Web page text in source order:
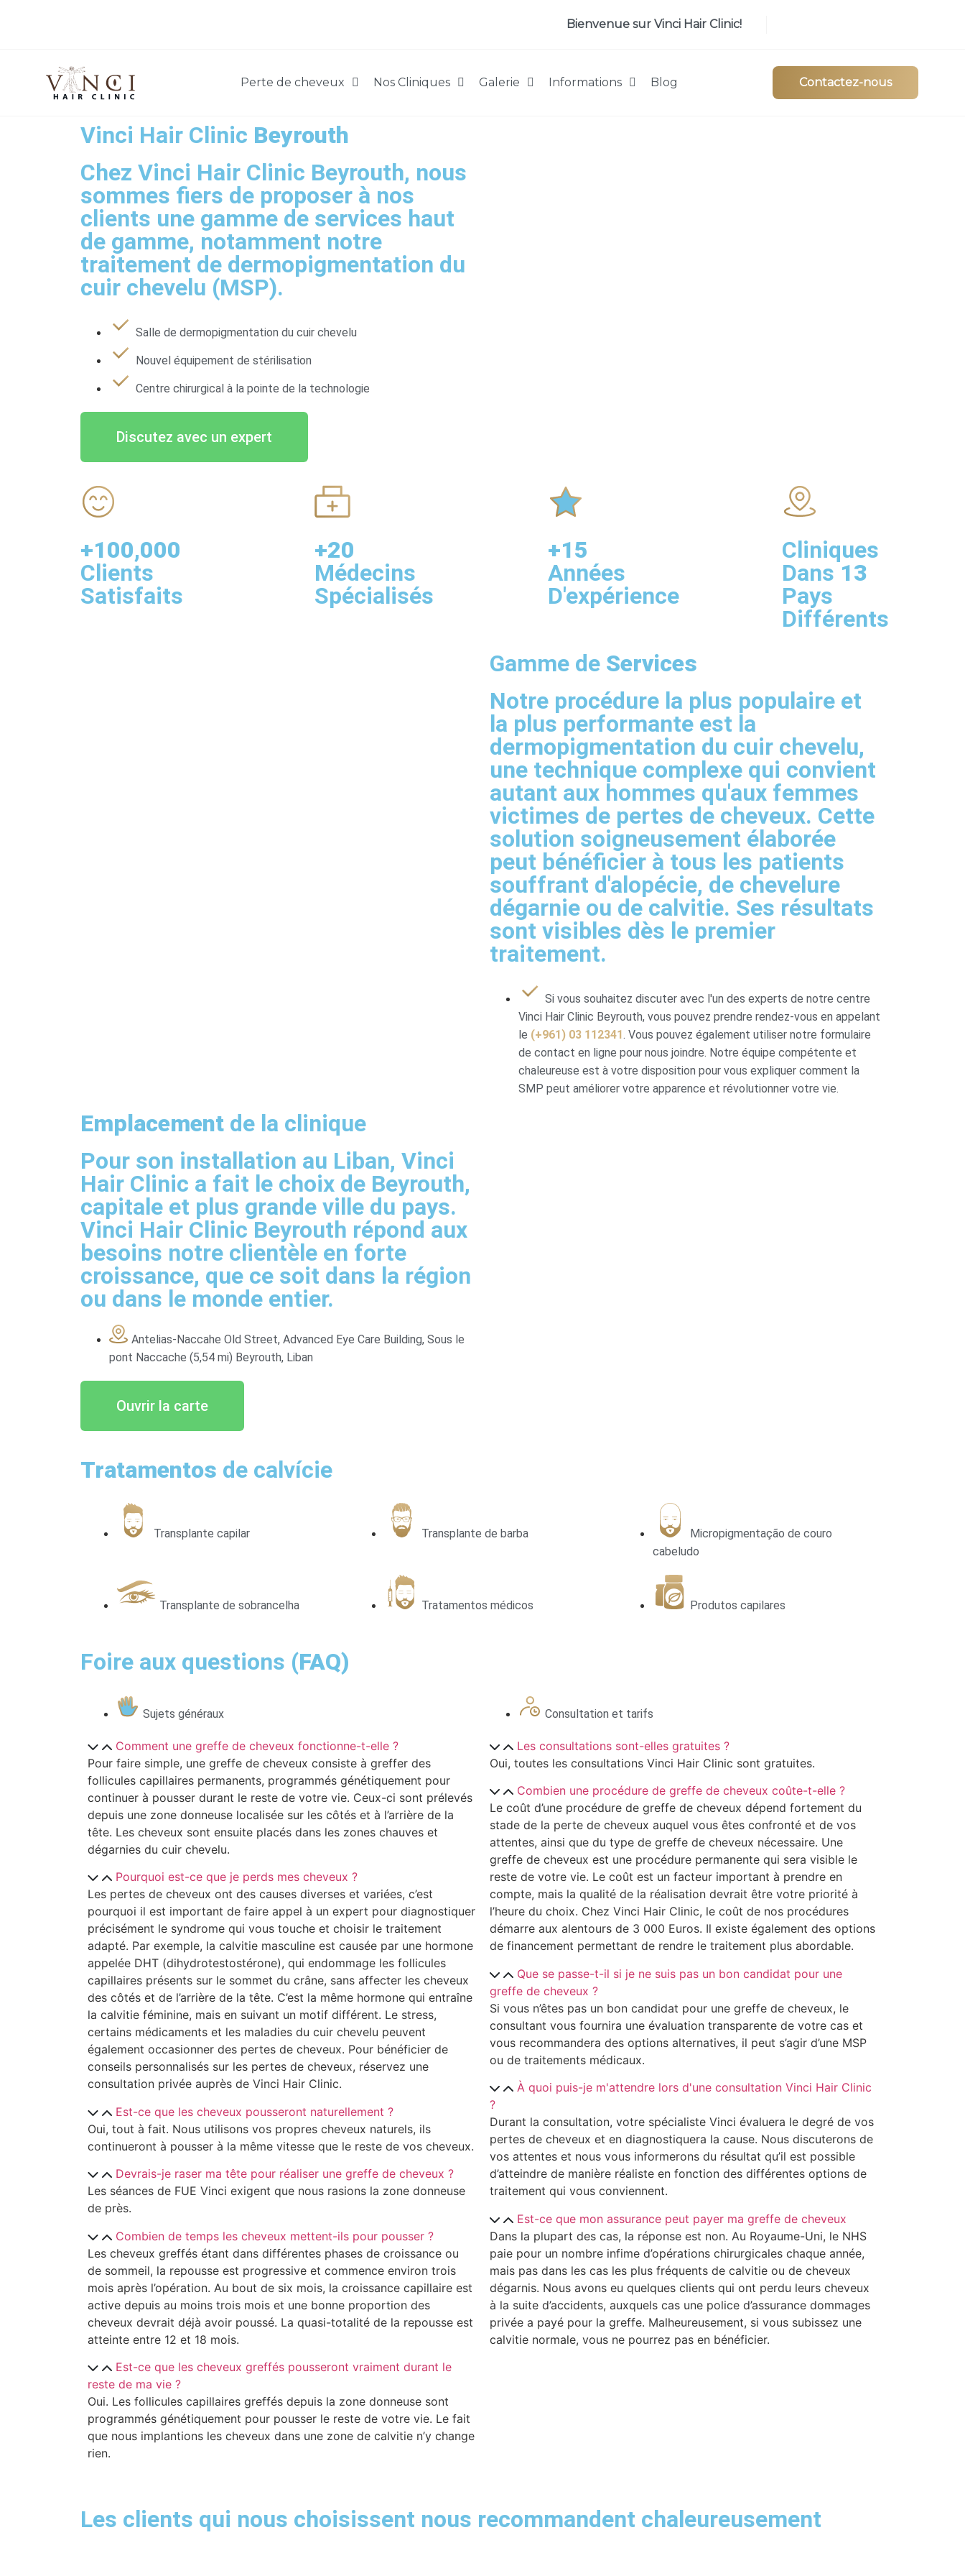
Bienvenue sur Vinci Hair Clinic!
Perte de cheveux Nos Cliniques Galerie Informations Blog Contactez-nous
Vinci Hair Clinic Beyrouth
Chez Vinci Hair Clinic Beyrouth, nous
sommes fiers de proposer à nos
clients une gamme de services haut
de gamme, notamment notre
traitement de dermopigmentation du
cuir chevelu (MSP).
Salle de dermopigmentation du cuir chevelu
Nouvel équipement de stérilisation
Centre chirurgical à la pointe de la technologie
Discutez avec un expert
+100,000
Clients
Satisfaits
+20
Médecins
Spécialisés
+15
Années
D'expérience
Cliniques
Dans 13
Pays
Différents
Gamme de Services
Notre procédure la plus populaire et
la plus performante est la
dermopigmentation du cuir chevelu,
une technique complexe qui convient
autant aux hommes qu'aux femmes
victimes de pertes de cheveux. Cette
solution soigneusement élaborée
peut bénéficier à tous les patients
souffrant d'alopécie, de chevelure
dégarnie ou de calvitie. Ses résultats
sont visibles dès le premier
traitement.
Si vous souhaitez discuter avec l'un des experts de notre centre
Vinci Hair Clinic Beyrouth, vous pouvez prendre rendez-vous en appelant
le (+961) 03 112341. Vous pouvez également utiliser notre formulaire
de contact en ligne pour nous joindre. Notre équipe compétente et
chaleureuse est à votre disposition pour vous expliquer comment la
SMP peut améliorer votre apparence et révolutionner votre vie.
Emplacement de la clinique
Pour son installation au Liban, Vinci
Hair Clinic a fait le choix de Beyrouth,
capitale et plus grande ville du pays.
Vinci Hair Clinic Beyrouth répond aux
besoins notre clientèle en forte
croissance, que ce soit dans la région
ou dans le monde entier.
Antelias-Naccahe Old Street, Advanced Eye Care Building, Sous le
pont Naccache (5,54 mi) Beyrouth, Liban
Ouvrir la carte
Tratamentos de calvície
Transplante capilar Transplante de barba
Micropigmentação de couro
cabeludo
Transplante de sobrancelha Tratamentos médicos Produtos capilares
Foire aux questions (FAQ)
Sujets généraux
Comment une greffe de cheveux fonctionne-t-elle ?
Pour faire simple, une greffe de cheveux consiste à greffer des
follicules capillaires permanents, programmés génétiquement pour
continuer à pousser durant le reste de votre vie. Ceux-ci sont prélevés
depuis une zone donneuse localisée sur les côtés et à l’arrière de la
tête. Les cheveux sont ensuite placés dans les zones chauves et
dégarnies du cuir chevelu.
Pourquoi est-ce que je perds mes cheveux ?
Les pertes de cheveux ont des causes diverses et variées, c’est
pourquoi il est important de faire appel à un expert pour diagnostiquer
précisément le syndrome qui vous touche et choisir le traitement
adapté. Par exemple, la calvitie masculine est causée par une hormone
appelée DHT (dihydrotestostérone), qui endommage les follicules
capillaires présents sur le sommet du crâne, sans affecter les cheveux
des côtés et de l’arrière de la tête. C’est la même hormone qui entraîne
la calvitie féminine, mais en suivant un motif différent. Le stress,
certains médicaments et les maladies du cuir chevelu peuvent
également occasionner des pertes de cheveux. Pour bénéficier de
conseils personnalisés sur les pertes de cheveux, réservez une
consultation privée auprès de Vinci Hair Clinic.
Est-ce que les cheveux pousseront naturellement ?
Oui, tout à fait. Nous utilisons vos propres cheveux naturels, ils
continueront à pousser à la même vitesse que le reste de vos cheveux.
Devrais-je raser ma tête pour réaliser une greffe de cheveux ?
Les séances de FUE Vinci exigent que nous rasions la zone donneuse
de près.
Combien de temps les cheveux mettent-ils pour pousser ?
Les cheveux greffés étant dans différentes phases de croissance ou
de sommeil, la repousse est progressive et commence environ trois
mois après l’opération. Au bout de six mois, la croissance capillaire est
active depuis au moins trois mois et une bonne proportion des
cheveux devrait déjà avoir poussé. La quasi-totalité de la repousse est
atteinte entre 12 et 18 mois.
Est-ce que les cheveux greffés pousseront vraiment durant le
reste de ma vie ?
Oui. Les follicules capillaires greffés depuis la zone donneuse sont
programmés génétiquement pour pousser le reste de votre vie. Le fait
que nous implantions les cheveux dans une zone de calvitie n’y change
rien.
Consultation et tarifs
Les consultations sont-elles gratuites ?
Oui, toutes les consultations Vinci Hair Clinic sont gratuites.
Combien une procédure de greffe de cheveux coûte-t-elle ?
Le coût d’une procédure de greffe de cheveux dépend fortement du
stade de la perte de cheveux auquel vous êtes confronté et de vos
attentes, ainsi que du type de greffe de cheveux nécessaire. Une
greffe de cheveux est une procédure permanente qui sera visible le
reste de votre vie. Le coût est un facteur important à prendre en
compte, mais la qualité de la réalisation devrait être votre priorité à
l’heure du choix. Chez Vinci Hair Clinic, le coût de nos procédures
démarre aux alentours de 3 000 Euros. Il existe également des options
de financement permettant de rendre le traitement plus abordable.
Que se passe-t-il si je ne suis pas un bon candidat pour une
greffe de cheveux ?
Si vous n’êtes pas un bon candidat pour une greffe de cheveux, le
consultant vous fournira une évaluation transparente de votre cas et
vous recommandera des options alternatives, il peut s’agir d’une MSP
ou de traitements médicaux.
À quoi puis-je m'attendre lors d'une consultation Vinci Hair Clinic
?
Durant la consultation, votre spécialiste Vinci évaluera le degré de vos
pertes de cheveux et en diagnostiquera la cause. Nous discuterons de
vos attentes et nous vous informerons du résultat qu’il est possible
d’atteindre de manière réaliste en fonction des différentes options de
traitement qui vous conviennent.
Est-ce que mon assurance peut payer ma greffe de cheveux
Dans la plupart des cas, la réponse est non. Au Royaume-Uni, le NHS
paie pour un nombre infime d’opérations chirurgicales chaque année,
mais pas dans les cas les plus fréquents de calvitie ou de cheveux
dégarnis. Nous avons eu quelques clients qui ont perdu leurs cheveux
à la suite d’accidents, auxquels cas une police d’assurance dommages
privée a payé pour la greffe. Malheureusement, si vous subissez une
calvitie normale, vous ne pourrez pas en bénéficier.
Les clients qui nous choisissent nous recommandent chaleureusement